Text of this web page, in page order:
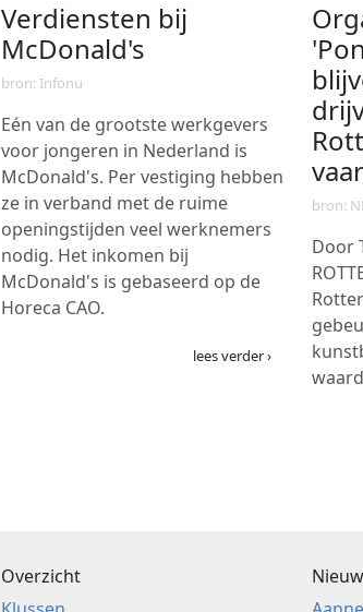
Verdiensten bij
McDonald's
bron: Infonu
Eén van de grootste werkgevers
voor jongeren in Nederland is
McDonald's. Per vestiging hebben
ze in verband met de ruime
openingstijden veel werknemers
nodig. Het inkomen bij
McDonald's is gebaseerd op de
Horeca CAO.
lees verder ›
bron:
Door
Overzicht